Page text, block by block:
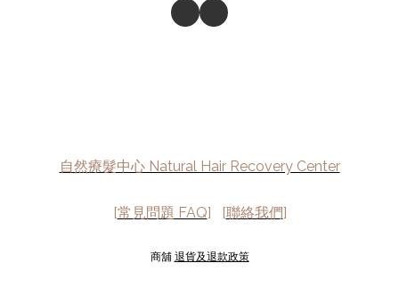
自然療髮中心 Natural Hair Recovery Center
[常見問題 FAQ] [聯絡我們]
商舖 退貨及退款政策